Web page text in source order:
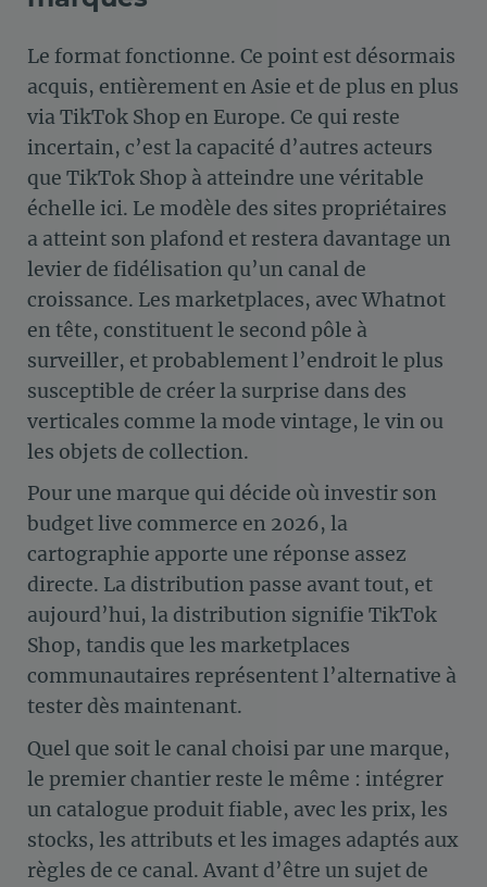
Le format fonctionne. Ce point est désormais
acquis, entièrement en Asie et de plus en plus
via TikTok Shop en Europe. Ce qui reste
incertain, c’est la capacité d’autres acteurs
que TikTok Shop à atteindre une véritable
échelle ici. Le modèle des sites propriétaires
a atteint son plafond et restera davantage un
levier de fidélisation qu’un canal de
croissance. Les marketplaces, avec Whatnot
en tête, constituent le second pôle à
surveiller, et probablement l’endroit le plus
susceptible de créer la surprise dans des
verticales comme la mode vintage, le vin ou
les objets de collection.
Pour une marque qui décide où investir son
budget live commerce en 2026, la
cartographie apporte une réponse assez
directe. La distribution passe avant tout, et
aujourd’hui, la distribution signifie TikTok
Shop, tandis que les marketplaces
communautaires représentent l’alternative à
tester dès maintenant.
Quel que soit le canal choisi par une marque,
le premier chantier reste le même : intégrer
un catalogue produit fiable, avec les prix, les
stocks, les attributs et les images adaptés aux
règles de ce canal. Avant d’être un sujet de